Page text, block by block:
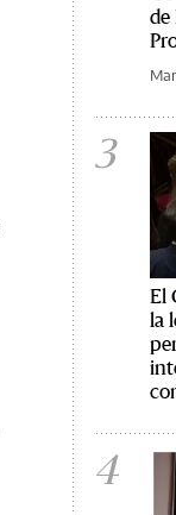
de
3
El
la
4